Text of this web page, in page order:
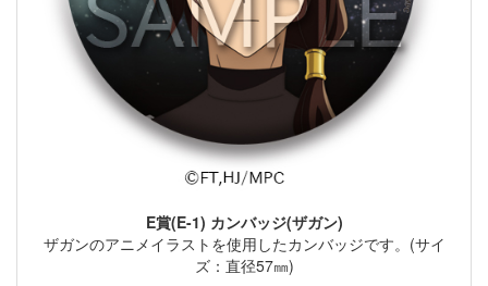
E賞(E-1) カンバッジ(ザガン)
ザガンのアニメイラストを使用したカンバッジです。(サイ
ズ：直径57㎜)